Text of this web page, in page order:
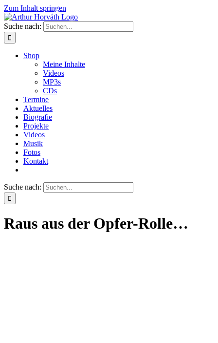
Zum Inhalt springen
Suche nach:
Shop
Meine Inhalte
Videos
MP3s
CDs
Termine
Aktuelles
Biografie
Projekte
Videos
Musik
Fotos
Kontakt
Suche nach:
Raus aus der Opfer-Rolle…